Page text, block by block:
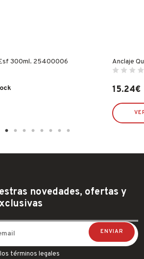
300ml. 25400006 Anclaje
15.24€
novedades, ofertas y
términos legales